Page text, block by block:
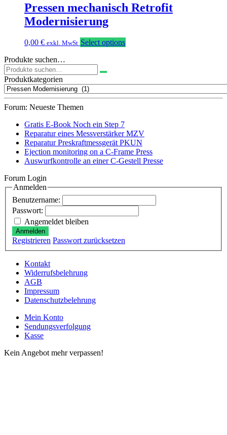
Pressen mechanisch Retrofit
Modernisierung
0,00 € exkl. MwSt Select options
Produkte suchen…
Suchen
nach:
Produktkategorien
Forum: Neueste Themen
Gratis E-Book Noch ein Step 7
Reparatur eines Messverstärker MZV
Reparatur Preskraftmessgerät PKUN
Ejection monitoring on a C-Frame Press
Auswurfkontrolle an einer C-Gestell Presse
Forum Login
Anmelden
Benutzername:
Passwort:
Angemeldet bleiben
Anmelden
Registrieren Passwort zurücksetzen
Kontakt
Widerrufsbelehrung
AGB
Impressum
Datenschutzbelehrung
Mein Konto
Sendungsverfolgung
Kasse
Kein Angebot mehr verpassen!